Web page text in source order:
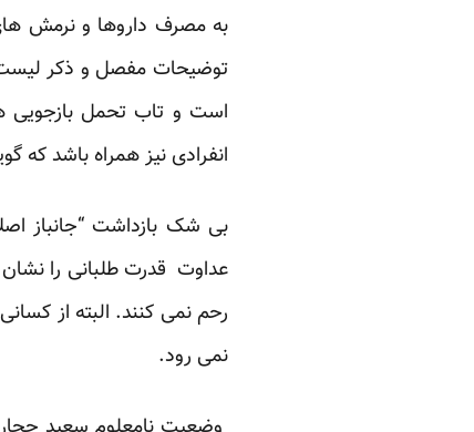
به مصرف داروها و نرمش
توضیحات مفصل و ذکر
است و تاب تحمل بازجویی
انفرادی نیز همراه باشد که
بی شک بازداشت “جانباز
عداوت قدرت طلبانی را
رحم نمی کنند. البته از
نمی رود.